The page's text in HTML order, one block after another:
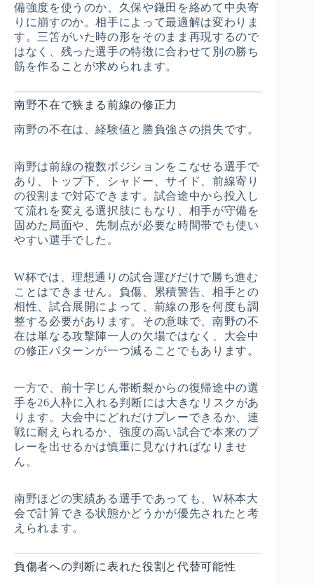
備強度を使うのか、久保や鎌田を絡めて中央寄
りに崩すのか。相手によって最適解は変わりま
す。三笘がいた時の形をそのまま再現するので
はなく、残った選手の特徴に合わせて別の勝ち
筋を作ることが求められます。
南野不在で狭まる前線の修正力
南野の不在は、経験値と勝負強さの損失です。
南野は前線の複数ポジションをこなせる選手で
あり、トップ下、シャドー、サイド、前線寄り
の役割まで対応できます。試合途中から投入し
て流れを変える選択肢にもなり、相手が守備を
固めた局面や、先制点が必要な時間帯でも使い
やすい選手でした。
W杯では、理想通りの試合運びだけで勝ち進む
ことはできません。負傷、累積警告、相手との
相性、試合展開によって、前線の形を何度も調
整する必要があります。その意味で、南野の不
在は単なる攻撃陣一人の欠場ではなく、大会中
の修正パターンが一つ減ることでもあります。
一方で、前十字じん帯断裂からの復帰途中の選
手を26人枠に入れる判断には大きなリスクがあ
ります。大会中にどれだけプレーできるか、連
戦に耐えられるか、強度の高い試合で本来のプ
レーを出せるかは慎重に見なければなりませ
ん。
南野ほどの実績ある選手であっても、W杯本大
会で計算できる状態かどうかが優先されたと考
えられます。
負傷者への判断に表れた役割と代替可能性